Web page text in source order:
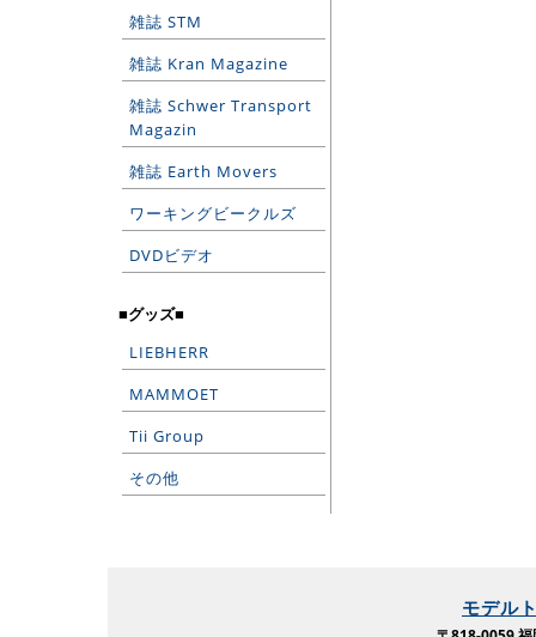
雑誌 STM
雑誌 Kran Magazine
雑誌 Schwer Transport
Magazin
雑誌 Earth Movers
ワーキングビークルズ
DVDビデオ
■グッズ■
LIEBHERR
MAMMOET
Tii Group
その他
モデル